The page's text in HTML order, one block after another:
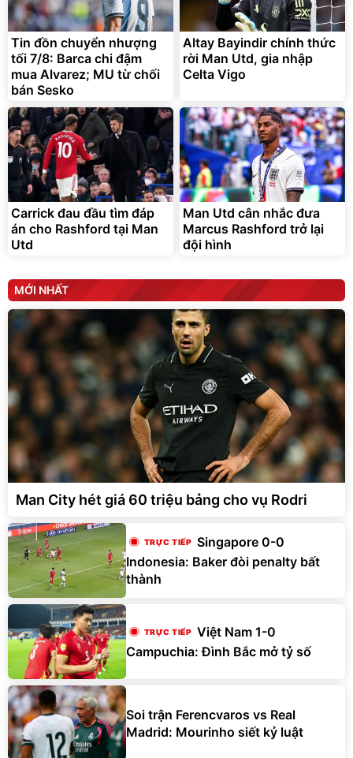
Tin đồn chuyển nhượng
tối 7/8: Barca chi đậm
mua Alvarez; MU từ chối
bán Sesko
Altay Bayindir chính thức
rời Man Utd, gia nhập
Celta Vigo
Carrick đau đầu tìm đáp
án cho Rashford tại Man
Utd
Man Utd cân nhắc đưa
Marcus Rashford trở lại
đội hình
MỚI NHẤT
Man City hét giá 60 triệu bảng cho vụ Rodri
Singapore 0-0
Indonesia: Baker đòi penalty bất
thành
Việt Nam 1-0
Campuchia: Đình Bắc mở tỷ số
Soi trận Ferencvaros vs Real
Madrid: Mourinho siết kỷ luật